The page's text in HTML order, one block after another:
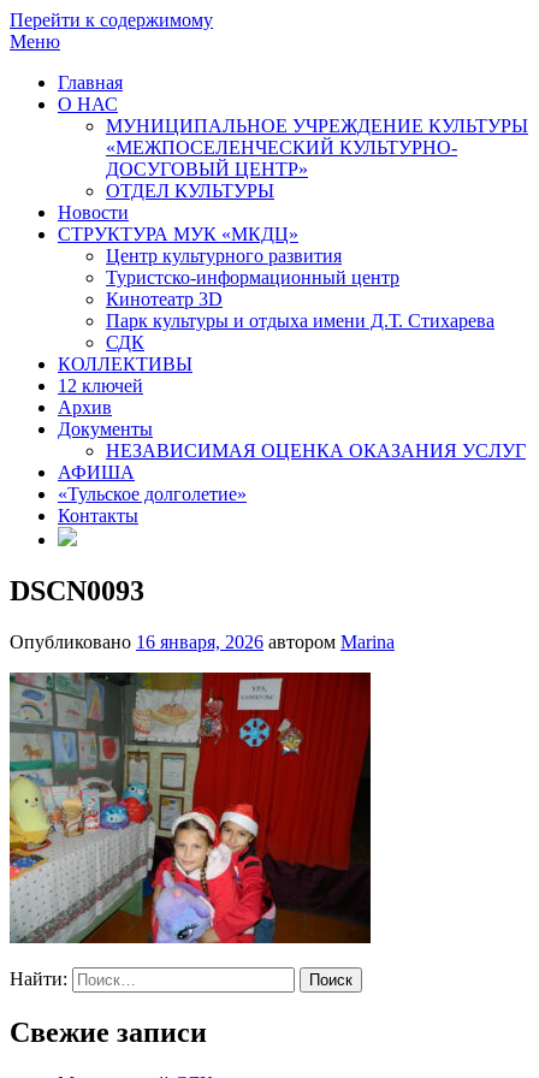
Перейти к содержимому
Меню
Главная
О НАС
МУНИЦИПАЛЬНОЕ УЧРЕЖДЕНИЕ КУЛЬТУРЫ
«МЕЖПОСЕЛЕНЧЕСКИЙ КУЛЬТУРНО-
ДОСУГОВЫЙ ЦЕНТР»
ОТДЕЛ КУЛЬТУРЫ
Новости
СТРУКТУРА МУК «МКДЦ»
Центр культурного развития
Туристско-информационный центр
Кинотеатр 3D
Парк культуры и отдыха имени Д.Т. Стихарева
СДК
КОЛЛЕКТИВЫ
12 ключей
Архив
Документы
НЕЗАВИСИМАЯ ОЦЕНКА ОКАЗАНИЯ УСЛУГ
АФИША
«Тульское долголетие»
Контакты
DSCN0093
Опубликовано 16 января, 2026 автором Marina
Найти:
Свежие записи